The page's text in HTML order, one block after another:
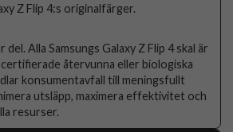
Z Flip 4:s originalfärger.
Alla Samsungs Galaxy Z Flip 4 skal är
återvunna eller biologiska
konsumentavfall till meningsfullt
utsläpp, maximera effektivitet och
resurser.